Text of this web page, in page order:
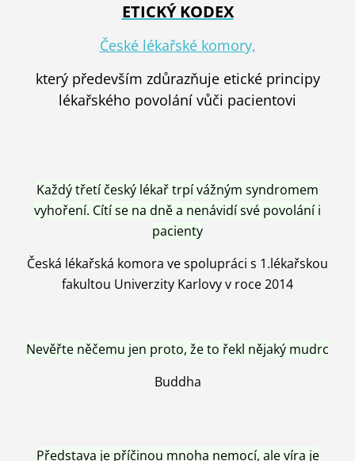
ETICKÝ KODEX
České lékařské komory,
který především zdůrazňuje etické principy
lékařského povolání vůči pacientovi
Každý třetí český lékař trpí vážným syndromem
vyhoření. Cítí se na dně a nenávidí své povolání i
pacienty
Česká lékařská komora ve spolupráci s 1.lékařskou
fakultou Univerzity Karlovy v roce 2014
Nevěřte něčemu jen proto, že to řekl nějaký mudrc
Buddha
Představa je příčinou mnoha nemocí, ale víra je